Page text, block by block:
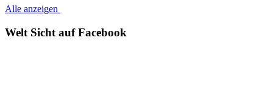
Alle anzeigen
Welt Sicht auf Facebook